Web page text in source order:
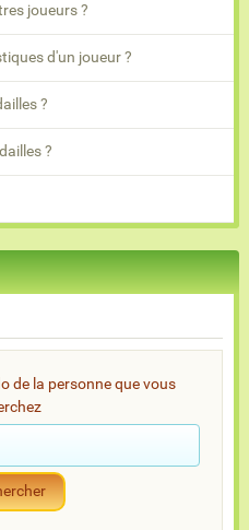
joueurs ?
d'un joueur ?
?
?
de la personne que vous